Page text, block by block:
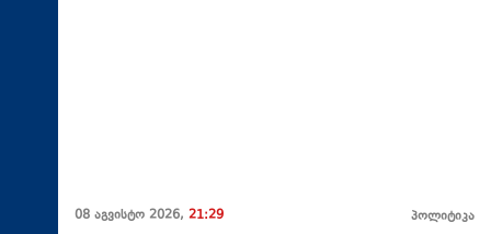
08 აგვისტო 2026, 21:29 პოლიტიკა